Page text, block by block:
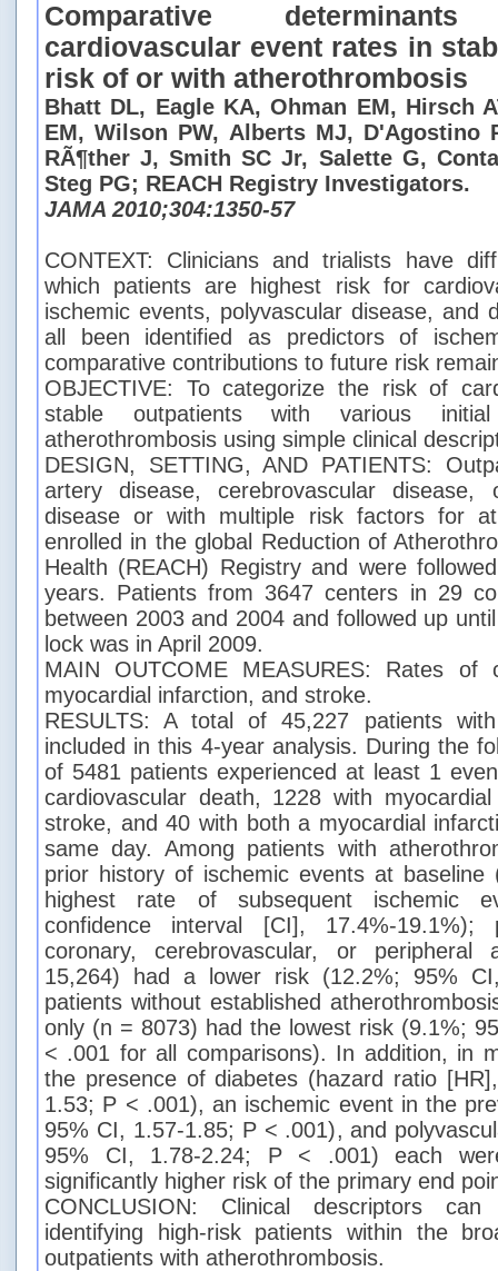
Comparative
cardiovascular event rates in
risk of or with atherothrombosis
Bhatt DL, Eagle KA, Ohman EM, Hirsch
EM, Wilson PW, Alberts MJ, D'Agostino
RÃ¶ther J, Smith SC Jr, Salette G,
Steg PG; REACH Registry Investigators.
JAMA 2010;304:1350-57
CONTEXT: Clinicians and trialists have
which patients are highest risk for
ischemic events, polyvascular disease, and
all been identified as predictors of
comparative contributions to future risk
OBJECTIVE: To categorize the risk of
stable outpatients with various
atherothrombosis using simple clinical
DESIGN, SETTING, AND PATIENTS:
artery disease, cerebrovascular disease,
disease or with multiple risk factors for
enrolled in the global Reduction of
Health (REACH) Registry and were
years. Patients from 3647 centers in 29
between 2003 and 2004 and followed up
lock was in April 2009.
MAIN OUTCOME MEASURES: Rates of
myocardial infarction, and stroke.
RESULTS: A total of 45,227 patients
included in this 4-year analysis. During the
of 5481 patients experienced at least 1
cardiovascular death, 1228 with
stroke, and 40 with both a myocardial
same day. Among patients with
prior history of ischemic events at
highest rate of subsequent ischemic
confidence interval [CI], 17.4%-19.1%);
coronary, cerebrovascular, or
15,264) had a lower risk (12.2%; 95%
patients without established
only (n = 8073) had the lowest risk (9.1%;
< .001 for all comparisons). In addition, in
the presence of diabetes (hazard ratio
1.53; P < .001), an ischemic event in the
95% CI, 1.57-1.85; P < .001), and
95% CI, 1.78-2.24; P < .001) each
significantly higher risk of the primary end
CONCLUSION: Clinical descriptors
identifying high-risk patients within the
outpatients with atherothrombosis.